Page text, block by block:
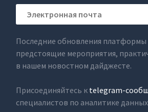
Последние обновления
предстоящие мероприятия,
в нашем новостном дайджесте.
Присоединяйтесь к telegram-
специалистов по аналитике